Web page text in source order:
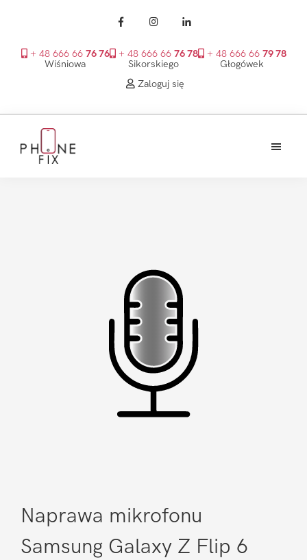
+ 48 666 66 76 76
Wiśniowa
+ 48 666 66 76 78
Sikorskiego
+ 48 666 66 79 78
Głogówek
Zaloguj się
głównego
Naprawa mikrofonu
Samsung Galaxy Z Flip 6